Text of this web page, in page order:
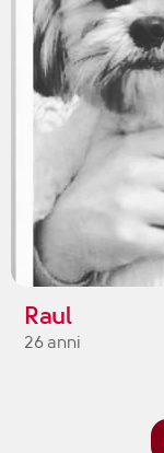
Raul
26 anni